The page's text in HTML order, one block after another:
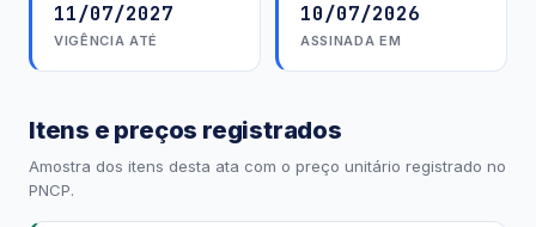
11/07/2027
VIGÊNCIA ATÉ
10/07/2026
ASSINADA EM
Itens e preços registrados
Amostra dos itens desta ata com o preço unitário registrado no
PNCP.